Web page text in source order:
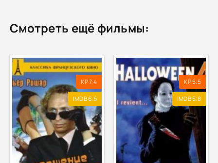
Смотреть ещё фильмы:
KP 7.4
IMDB 6.6
KP 5.5
IMDB 5.8